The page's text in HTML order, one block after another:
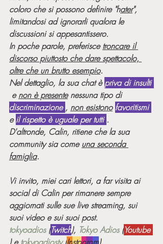
coloro che si possono definire "hater",
limitandosi ad ignorarli qualora le
discussioni si appesantissero.
In poche parole, preferisce troncare il
discorso piuttosto che dare spettacolo,
oltre che un brutto esempio.
Nel dettaglio, la sua chat è priva di insulti
e non è presente nessuna tipo di
discriminazione , non esistono favoritismi
e il rispetto è uguale per tutti .
D'altronde, Calin, ritiene che la sua
community sia come una seconda
famiglia.
Vi invito, miei cari lettori, a far visita ai
social di Calin per rimanere sempre
aggiornati sulle sue live streaming, sui
suoi video e sui suoi post.
tokyoadios (Twitch), Tokyo Adios (Youtube